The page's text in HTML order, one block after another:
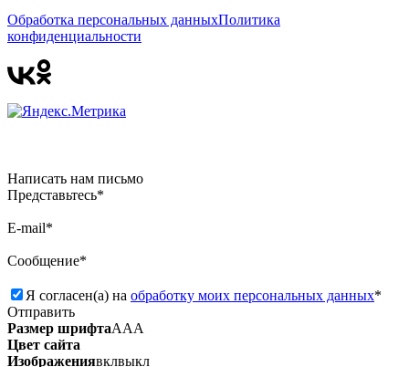
Обработка персональных данныхПолитика
конфиденциальности
Написать нам письмо
Представьтесь*
E-mail*
Сообщение*
Я согласен(а) на обработку моих персональных данных*
Отправить
Размер шрифтаААА
Цвет сайта
Изображениявклвыкл